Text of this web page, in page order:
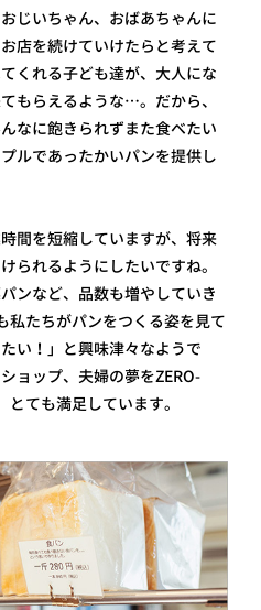
じいちゃん、おばあちゃんに
店を続けていけたらと考えて
くれる子ども達が、大人にな
もらえるような…。だから、
なに飽きられずまた食べたい
ルであったかいパンを提供し
間を短縮していますが、将来
られるようにしたいですね。
ンなど、品数も増やしていき
私たちがパンをつくる姿を見て
い！」と興味津々なようで
ョップ、夫婦の夢をZERO-
ても満足しています。